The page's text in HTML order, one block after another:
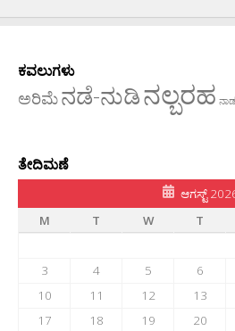
ಕವಲುಗಳು
ಅರಿಮೆನಡೆ-ನುಡಿನಲ್ಬರಹ
ತೇದಿಮಣೆ
ಆಗಸ್ಟ್
M
T W T
3
4 5 6
10
11 12 13
17
18 19 20